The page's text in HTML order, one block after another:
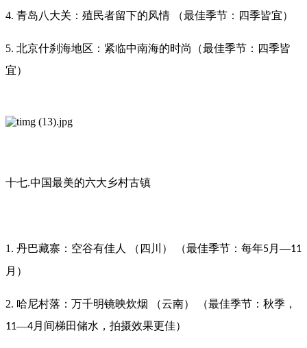
4. 青岛八大关：殖民者留下的风情 （最佳季节：四季皆宜）
5. 北京什刹海地区：紧临中南海的时尚（最佳季节：四季皆
宜）
十七.中国最美的六大乡村古镇
1. 丹巴藏寨：空谷有佳人 （四川） （最佳季节：每年5月—11
月）
2. 哈尼村落：万千明镜映炊烟 （云南） （最佳季节：秋季，
11—4月间梯田储水，拍摄效果更佳）